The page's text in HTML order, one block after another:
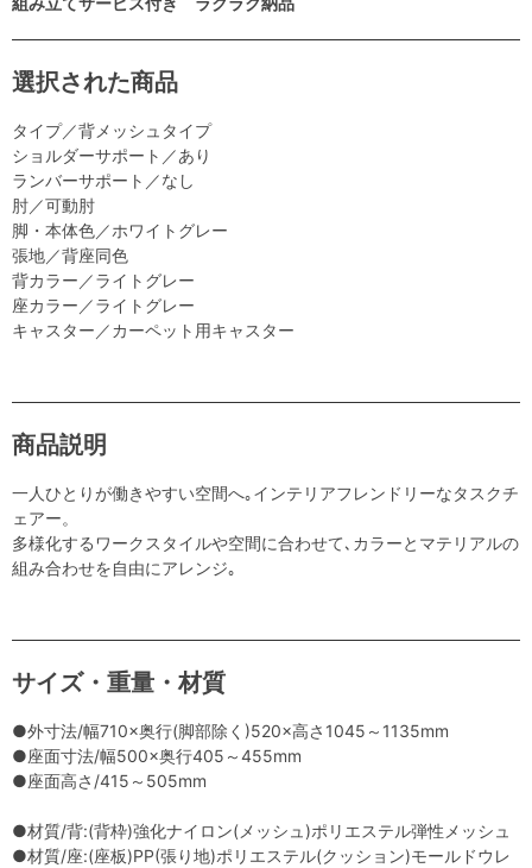
選択された商品
タイプ／背メッシュタイプ
ショルダーサポート／あり
ランバーサポート／なし
肘／可動肘
脚・本体色／ホワイトグレー
張地／背座同色
背カラー／ライトグレー
座カラー／ライトグレー
キャスター／カーペット用キャスター
商品説明
一人ひとりが働きやすい空間へ｡インテリアフレンドリーなタスクチ
ェアー。
多様化するワークスタイルや空間に合わせて､カラーとマテリアルの
組み合わせを自由にアレンジ｡
サイズ・重量・材質
●外寸法/幅710×奥行(脚部除く)520×高さ1045～1135mm
●座面寸法/幅500×奥行405～455mm
●座面高さ/415～505mm
●材質/背:(背枠)強化ナイロン(メッシュ)ポリエステル弾性メッシュ
●材質/座:(座板)PP(張り地)ポリエステル(クッション)モールドウレ